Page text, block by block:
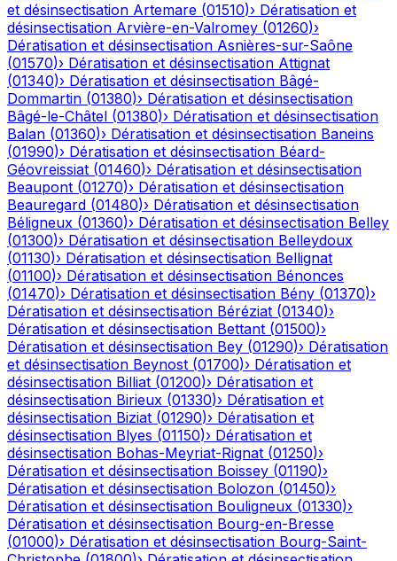
et désinsectisation Artemare (01510)› Dératisation et
désinsectisation Arvière-en-Valromey (01260)›
Dératisation et désinsectisation Asnières-sur-Saône
(01570)› Dératisation et désinsectisation Attignat
(01340)› Dératisation et désinsectisation Bâgé-
Dommartin (01380)› Dératisation et désinsectisation
Bâgé-le-Châtel (01380)› Dératisation et désinsectisation
Balan (01360)› Dératisation et désinsectisation Baneins
(01990)› Dératisation et désinsectisation Béard-
Géovreissiat (01460)› Dératisation et désinsectisation
Beaupont (01270)› Dératisation et désinsectisation
Beauregard (01480)› Dératisation et désinsectisation
Béligneux (01360)› Dératisation et désinsectisation Belley
(01300)› Dératisation et désinsectisation Belleydoux
(01130)› Dératisation et désinsectisation Bellignat
(01100)› Dératisation et désinsectisation Bénonces
(01470)› Dératisation et désinsectisation Bény (01370)›
Dératisation et désinsectisation Béréziat (01340)›
Dératisation et désinsectisation Bettant (01500)›
Dératisation et désinsectisation Bey (01290)› Dératisation
et désinsectisation Beynost (01700)› Dératisation et
désinsectisation Billiat (01200)› Dératisation et
désinsectisation Birieux (01330)› Dératisation et
désinsectisation Biziat (01290)› Dératisation et
désinsectisation Blyes (01150)› Dératisation et
désinsectisation Bohas-Meyriat-Rignat (01250)›
Dératisation et désinsectisation Boissey (01190)›
Dératisation et désinsectisation Bolozon (01450)›
Dératisation et désinsectisation Bouligneux (01330)›
Dératisation et désinsectisation Bourg-en-Bresse
(01000)› Dératisation et désinsectisation Bourg-Saint-